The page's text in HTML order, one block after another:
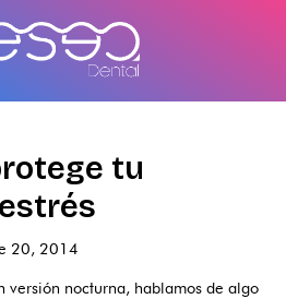
tu
20, 2014
versión nocturna, hablamos de algo